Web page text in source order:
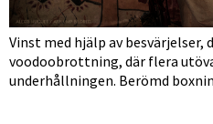
Vinst med hjälp av besvärjelser,
voodoobrottning, där flera
underhållningen. Berömd